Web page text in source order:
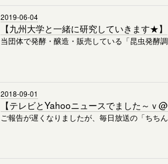
2019-06-04
【九州大学と一緒に研究していきます★】
当団体で発酵・醸造・販売している「昆虫発酵
2018-09-01
【テレビとYahooニュースでました～ｖ
ご報告が遅くなりましたが、毎日放送の「ちち